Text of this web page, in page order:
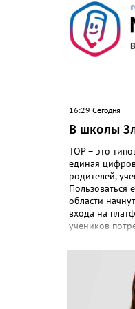
16:29 Сегодня
В школы
ТОР – это
единая
родителей,
Пользоваться
области
входа на
учеников
объединить
сервисы в